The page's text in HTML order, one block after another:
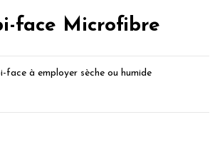
face Microfibre
face à employer sèche ou humide